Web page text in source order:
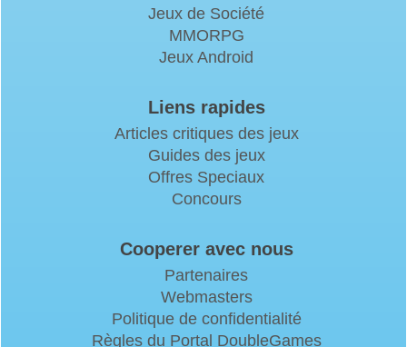
Jeux de Société
MMORPG
Jeux Android
Liens rapides
Articles critiques des jeux
Guides des jeux
Offres Speciaux
Concours
Cooperer avec nous
Partenaires
Webmasters
Politique de confidentialité
Règles du Portal DoubleGames